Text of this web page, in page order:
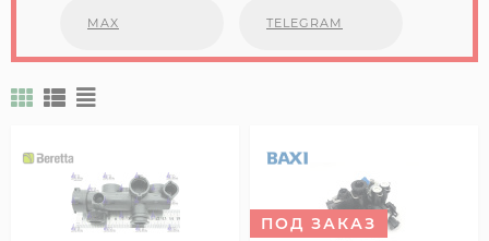
MAX TELEGRAM
ПОД ЗАКАЗ